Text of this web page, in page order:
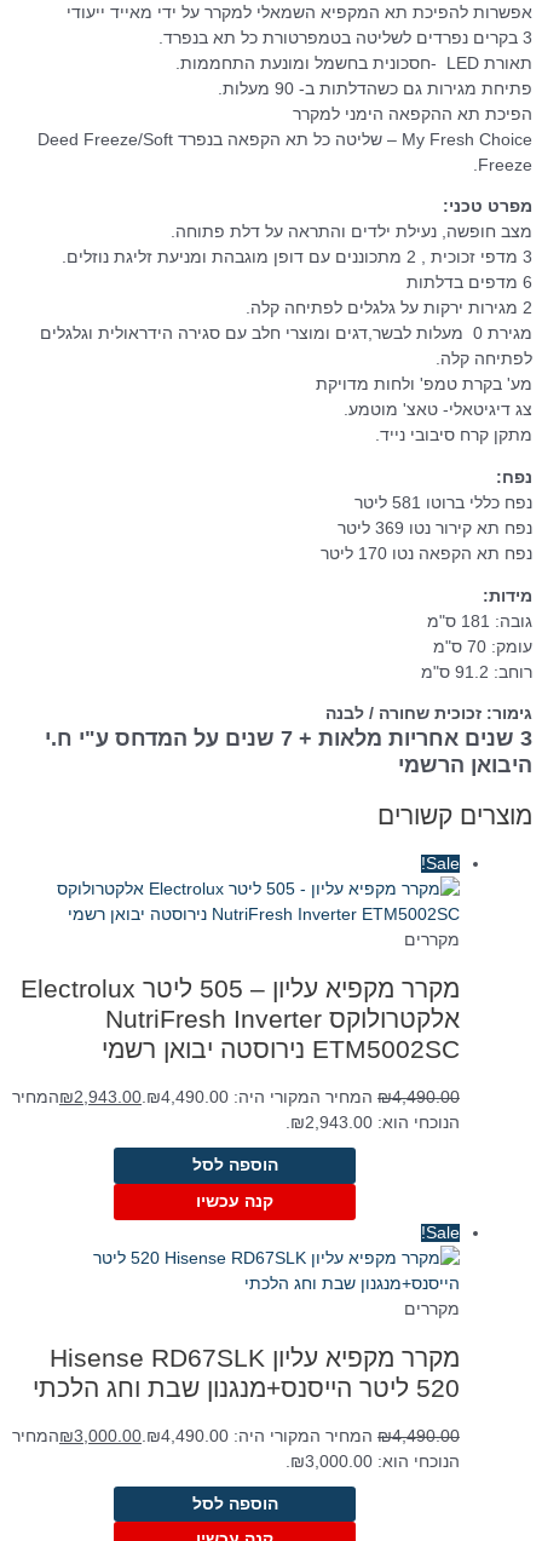
אפשרות להפיכת תא המקפיא השמאלי למקרר על ידי מאייד ייעודי
3 בקרים נפרדים לשליטה בטמפרטורת כל תא בנפרד.
תאורת LED -חסכונית בחשמל ומונעת התחממות.
פתיחת מגירות גם כשהדלתות ב- 90 מעלות.
הפיכת תא ההקפאה הימני למקרר
My Fresh Choice – שליטה כל תא הקפאה בנפרד Deed Freeze/Soft
Freeze.
מפרט טכני:
מצב חופשה, נעילת ילדים והתראה על דלת פתוחה.
3 מדפי זכוכית , 2 מתכוננים עם דופן מוגבהת ומניעת זליגת נוזלים.
6 מדפים בדלתות
2 מגירות ירקות על גלגלים לפתיחה קלה.
מגירת 0 מעלות לבשר,דגים ומוצרי חלב עם סגירה הידראולית וגלגלים
לפתיחה קלה.
מע' בקרת טמפ' ולחות מדויקת
צג דיגיטאלי- טאצ' מוטמע.
מתקן קרח סיבובי נייד.
נפח:
נפח כללי ברוטו 581 ליטר
נפח תא קירור נטו 369 ליטר
נפח תא הקפאה נטו 170 ליטר
מידות:
גובה: 181 ס"מ
עומק: 70 ס"מ
רוחב: 91.2 ס"מ
גימור: זכוכית שחורה / לבנה
3 שנים אחריות מלאות + 7 שנים על המדחס ע"י ח.י
היבואן הרשמי
מוצרים קשורים
Sale!
מקררים
מקרר מקפיא עליון – 505 ליטר Electrolux
אלקטרולוקס NutriFresh Inverter
ETM5002SC נירוסטה יבואן רשמי
₪4,490.00 המחיר המקורי היה: ₪4,490.00. ₪2,943.00
המחיר
הנוכחי הוא: ₪2,943.00.
הוספה לסל
קנה עכשיו
Sale!
מקררים
מקרר ‏מקפיא עליון Hisense RD67SLK
₪4,490.00 המחיר המקורי היה: ₪4,490.00. ₪3,000.00
המחיר
הנוכחי הוא: ₪3,000.00.
הוספה לסל